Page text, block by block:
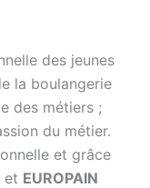
des jeunes
la boulangerie
des métiers ;
du métier.
et grâce
et EUROPAIN